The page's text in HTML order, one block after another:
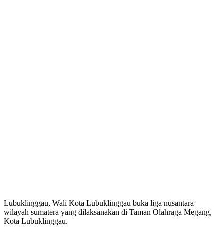
Lubuklinggau, Wali Kota Lubuklinggau buka liga nusantara
wilayah sumatera yang dilaksanakan di Taman Olahraga Megang,
Kota Lubuklinggau.